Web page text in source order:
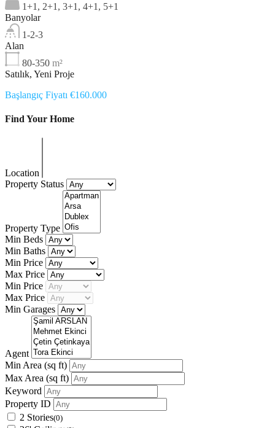
1+1, 2+1, 3+1, 4+1, 5+1
Banyolar
1-2-3
Alan
80-350 m²
Satılık, Yeni Proje
Başlangıç Fiyatı €160.000
Find Your Home
Location
Property Status
Property Type
Min Beds
Min Baths
Min Price
Max Price
Min Price
Max Price
Min Garages
Agent
Min Area (sq ft)
Max Area (sq ft)
Keyword
Property ID
2 Stories(0)